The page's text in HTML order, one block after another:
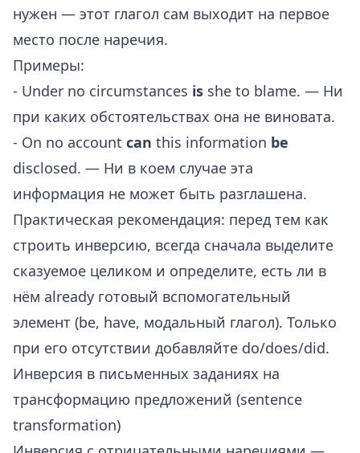
нужен — этот глагол сам выходит на первое
место после наречия.
Примеры:
- Under no circumstances is she to blame. — Ни
при каких обстоятельствах она не виновата.
- On no account can this information be
disclosed. — Ни в коем случае эта
информация не может быть разглашена.
Практическая рекомендация: перед тем как
строить инверсию, всегда сначала выделите
сказуемое целиком и определите, есть ли в
нём already готовый вспомогательный
элемент (be, have, модальный глагол). Только
при его отсутствии добавляйте do/does/did.
Инверсия в письменных заданиях на
трансформацию предложений (sentence
transformation)